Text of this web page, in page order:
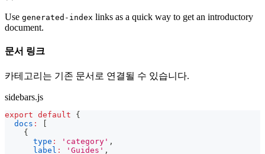
Use generated-index links as a quick way to get an introductory
document.
문서 링크
카테고리는 기존 문서로 연결될 수 있습니다.
sidebars.js
export default
{
docs :
{
type : 'category' ,
label : 'Guides' ,